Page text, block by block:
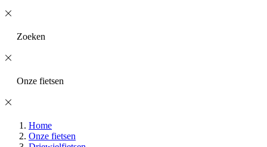
Zoeken
Onze fietsen
Home
Onze fietsen